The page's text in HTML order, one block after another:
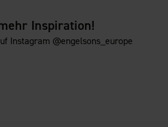
Inspiration!
Instagram @engelsons_europe